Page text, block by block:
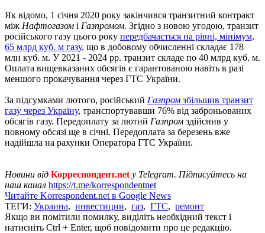
Як відомо, 1 січня 2020 року закінчився транзитний контракт
між Нафтогазом і Газпромом. Згідно з новою угодою, транзит
російського газу цього року передбачається на рівні, мінімум,
65 млрд куб. м газу, що в добовому обчисленні складає 178
млн куб. м. У 2021 - 2024 рр. транзит складе по 40 млрд куб. м.
Оплата вищевказаних обсягів є гарантованою навіть в разі
меншого прокачування через ГТС України.
За підсумками лютого, російський Газпром збільшив транзит
газу через Україну, транспортувавши 76% від заброньованих
обсягів газу. Передоплату за лютий Газпром здійснив у
повному обсязі ще в січні. Передоплата за березень вже
надійшла на рахунки Оператора ГТС України.
Новини від Корреспондент.net у Telegram. Підписуйтесь на
наш канал https://t.me/korrespondentnet
Читайте Korrespondent.net в Google News
ТЕГИ: Украина, инвестиции, газ, ГТС, ремонт
Якщо ви помітили помилку, виділіть необхідний текст і
натисніть Ctrl + Enter, щоб повідомити про це редакцію.